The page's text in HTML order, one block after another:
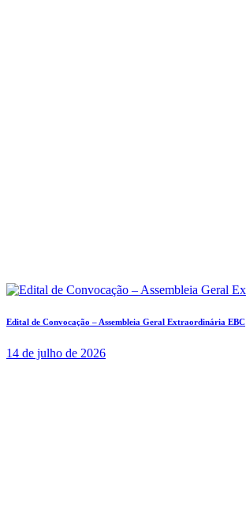
Edital de Convocação – Assembleia Geral Extraordinária EBC
14 de julho de 2026